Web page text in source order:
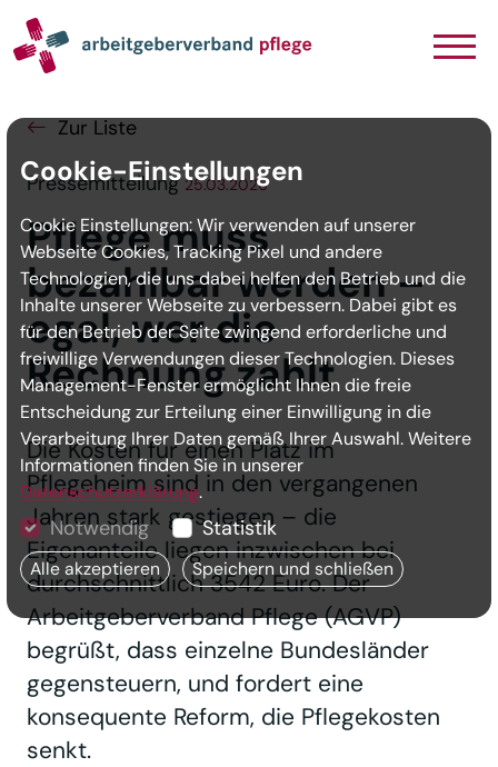
Navigation
Inhalt
Seitenabschluss
Zur Liste
Pressemitteilung 25.03.2026
Pflege muss
bezahlbar werden –
egal, wer die
Rechnung zahlt
Die Kosten für einen Platz im
Pflegeheim sind in den vergangenen
Jahren stark gestiegen – die
Eigenanteile liegen inzwischen bei
durchschnittlich 3542 Euro. Der
Arbeitgeberverband Pflege (AGVP)
begrüßt, dass einzelne Bundesländer
gegensteuern, und fordert eine
konsequente Reform, die Pflegekosten
senkt.
Cookie-Einstellungen
Cookie Einstellungen: Wir verwenden auf unserer
Webseite Cookies, Tracking Pixel und andere
Technologien, die uns dabei helfen den Betrieb und die
Inhalte unserer Webseite zu verbessern. Dabei gibt es
für den Betrieb der Seite zwingend erforderliche und
freiwillige Verwendungen dieser Technologien. Dieses
Management-Fenster ermöglicht Ihnen die freie
Entscheidung zur Erteilung einer Einwilligung in die
Verarbeitung Ihrer Daten gemäß Ihrer Auswahl. Weitere
Informationen finden Sie in unserer
Datenschutzerklärung.
Notwendig Statistik
Alle akzeptieren Speichern und schließen